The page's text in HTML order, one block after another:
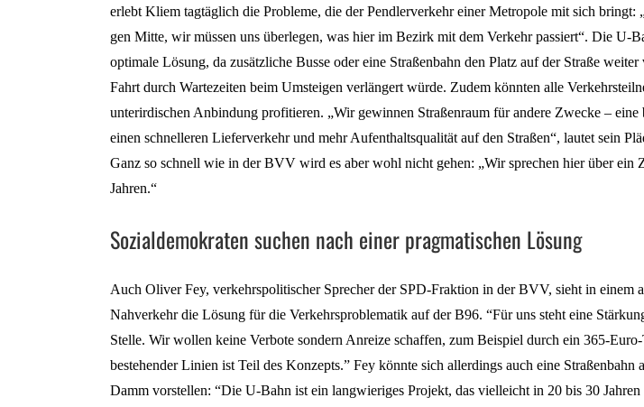
erlebt Kliem tagtäglich die Probleme, die der Pendlerverkehr einer Metropole mit sich
gen Mitte, wir müssen uns überlegen, was hier im Bezirk mit dem Verkehr passiert“. Die U-
optimale Lösung, da zusätzliche Busse oder eine Straßenbahn den Platz auf der Straße
Fahrt durch Wartezeiten beim Umsteigen verlängert würde. Zudem könnten alle
unterirdischen Anbindung profitieren. „Wir gewinnen Straßenraum für andere Zwecke – eine
einen schnelleren Lieferverkehr und mehr Aufenthaltsqualität auf den Straßen“, lautet sein
Ganz so schnell wie in der BVV wird es aber wohl nicht gehen: „Wir sprechen hier über ein
Jahren.“
Sozialdemokraten suchen nach einer pragmatischen Lösung
Auch Oliver Fey, verkehrspolitischer Sprecher der SPD-Fraktion in der BVV, sieht in einem
Nahverkehr die Lösung für die Verkehrsproblematik auf der B96. “Für uns steht eine
Stelle. Wir wollen keine Verbote sondern Anreize schaffen, zum Beispiel durch ein 365-
bestehender Linien ist Teil des Konzepts.” Fey könnte sich allerdings auch eine Straßenbahn
Damm vorstellen: “Die U-Bahn ist ein langwieriges Projekt, das vielleicht in 20 bis 30